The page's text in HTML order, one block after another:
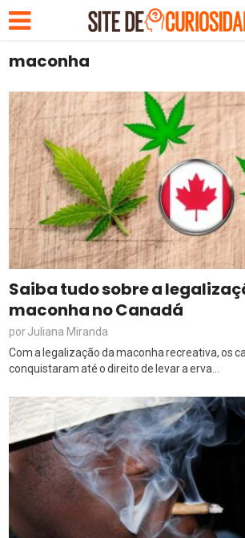
maconha
Saiba tudo sobre a
maconha no Canadá
porJuliana Miranda
Com a legalização da maconha recreativa, os
conquistaram até o direito de levar a erva...